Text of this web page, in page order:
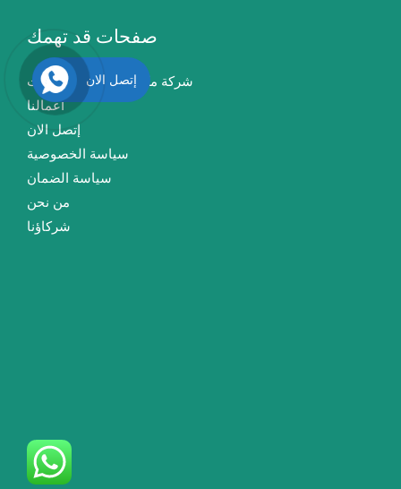
صفحات قد تهمك
شركة مكافحة حشرات الكويت
أعمالنا
إتصل الان
سياسة الخصوصية
سياسة الضمان
من نحن
شركاؤنا
إتصل الان